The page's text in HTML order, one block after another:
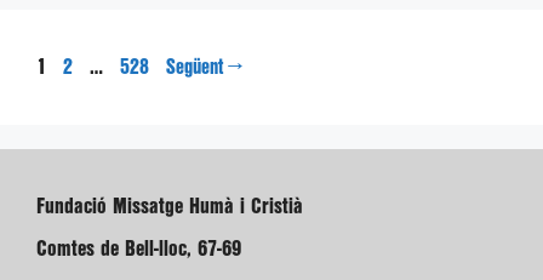
Pàgina
1 Pàgina
2 … Pàgina
528 Següent →
Fundació Missatge Humà i Cristià
Comtes de Bell-lloc, 67-69